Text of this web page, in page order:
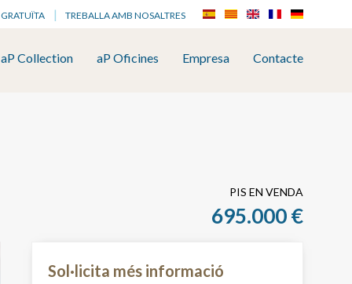
TREBALLA AMB NOSALTRES
aP Collection aP Oficines Empresa Contacte
PIS EN VENDA
695.000 €
Sol·licita més informació